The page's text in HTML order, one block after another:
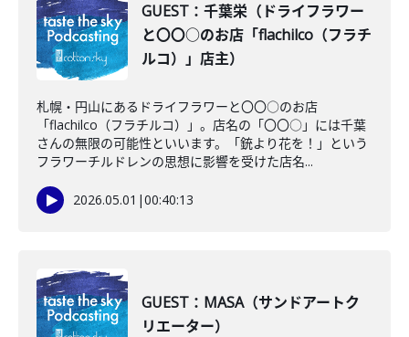
GUEST：千葉栄（ドライフラワー
と〇〇○のお店「flachilco（フラチ
ルコ）」店主）
札幌・円山にあるドライフラワーと〇〇○のお店
「flachilco（フラチルコ）」。店名の「〇〇○」には千葉
さんの無限の可能性といいます。「銃より花を！」という
フラワーチルドレンの思想に影響を受けた店名...
2026.05.01 |00:40:13
GUEST：MASA（サンドアートク
リエーター）